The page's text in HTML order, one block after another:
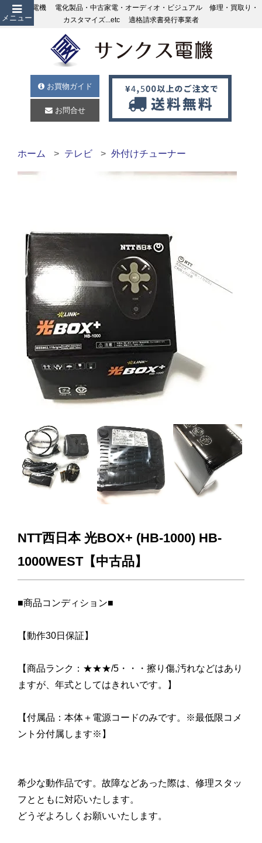
メニュー
サンクス電機 電化製品・中古家電・オーディオ・ビジュアル 修理・買取り・
カスタマイズ...etc 適格請求書発行事業者
お買物ガイド
お問合せ
ホーム テレビ 外付けチューナー
NTT西日本 光BOX+ (HB-1000) HB-
1000WEST【中古品】
■商品コンディション■
【動作30日保証】
【商品ランク：★★★/5・・・擦り傷,汚れなどはあり
ますが、年式としてはきれいです。】
【付属品：本体＋電源コードのみです。※最低限コメ
ント分付属します※】
希少な動作品です。故障などあった際は、修理スタッ
フとともに対応いたします。
どうぞよろしくお願いいたします。